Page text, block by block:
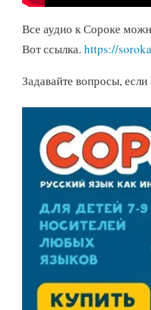
Все аудио к Сороке
Вот ссылка. https://
Задавайте вопросы,